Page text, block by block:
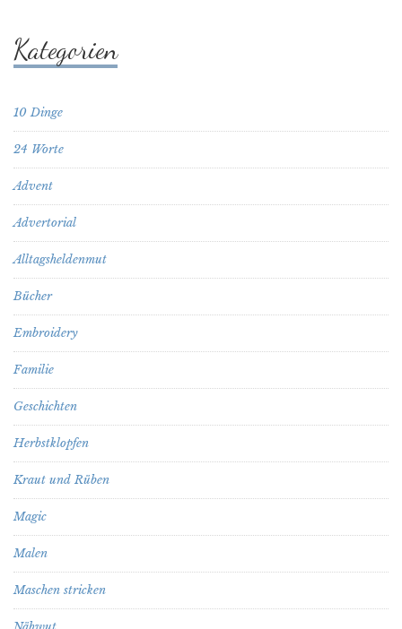
Kategorien
10 Dinge
24 Worte
Advent
Advertorial
Alltagsheldenmut
Bücher
Embroidery
Familie
Geschichten
Herbstklopfen
Kraut und Rüben
Magic
Malen
Maschen stricken